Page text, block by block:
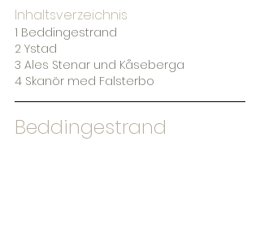
Inhaltsverzeichnis
1 Beddingestrand
2 Ystad
3 Ales Stenar und Kåseberga
4 Skanör med Falsterbo
Beddingestrand